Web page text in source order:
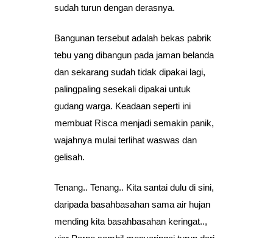
sudah turun dengan derasnya.
Bangunan tersebut adalah bekas pabrik
tebu yang dibangun pada jaman belanda
dan sekarang sudah tidak dipakai lagi,
palingpaling sesekali dipakai untuk
gudang warga. Keadaan seperti ini
membuat Risca menjadi semakin panik,
wajahnya mulai terlihat waswas dan
gelisah.
Tenang.. Tenang.. Kita santai dulu di sini,
daripada basahbasahan sama air hujan
mending kita basahbasahan keringat..,